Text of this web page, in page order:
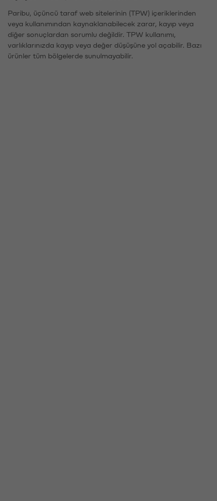
Paribu, üçüncü taraf web sitelerinin (TPW) içeriklerinden
veya kullanımından kaynaklanabilecek zarar, kayıp veya
diğer sonuçlardan sorumlu değildir. TPW kullanımı,
varlıklarınızda kayıp veya değer düşüşüne yol açabilir. Bazı
ürünler tüm bölgelerde sunulmayabilir.